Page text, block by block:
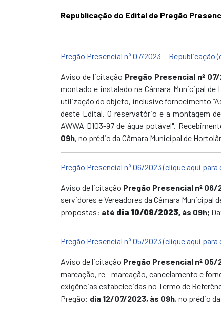
Republicação do Edital de Pregão
Pregão Presencial nº 07/2023 - Republicação
Aviso de licitação Pregão Presencial nº
montado e instalado na Câmara Municipal
utilização do objeto, inclusive fornecimento
deste Edital. O reservatório e a montagem
AWWA D103-97 de água potável".
09h, no prédio da Câmara Municipal de
Pregão Presencial nº 06/2023 (clique aqui para
Aviso de licitação Pregão Presencial nº 06/
servidores e Vereadores da Câmara
propostas: até dia 10/08/2023, às 09h;
Pregão Presencial nº 05/2023 (clique aqui para
Aviso de licitação Pregão Presencial nº 05/
marcação, re - marcação, cancelamento e
exigências estabelecidas no Termo de
Pregão: dia 12/07/2023, às 09h, no prédio